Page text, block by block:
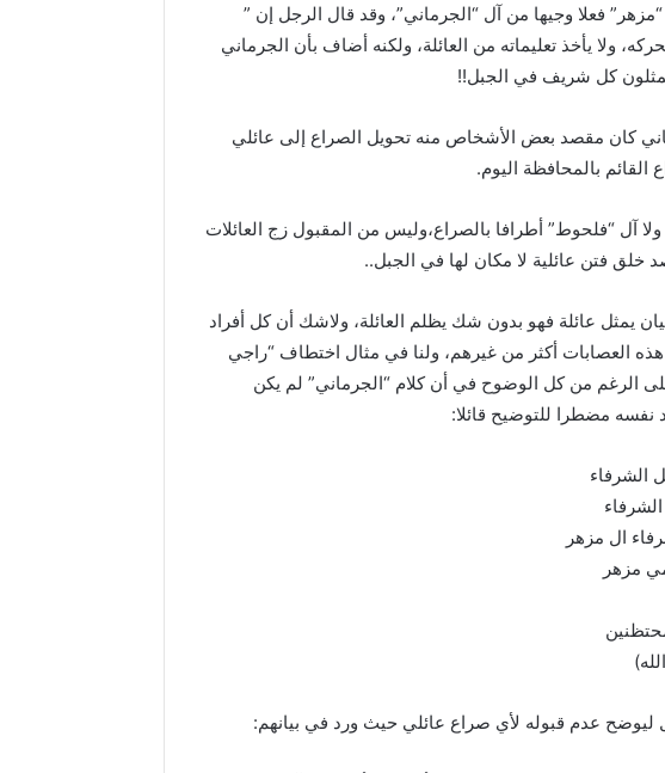
فعلا وجيها من آل “الجرماني”، وقد قال الرجل إن ”
ولا يأخذ تعليماته من العائلة، ولكنه أضاف بأن الجرماني
كل شريف في الجبل!!
كان مقصد بعض الأشخاص منه تحويل الصراع إلى عائلي
بالمحافظة اليوم.
ولا آل “فلحوط” أطرافا بالصراع،وليس من المقبول زج العائلات
خلق فتن عائلية لا مكان لها في الجبل..
يمثل عائلة فهو بدون شك يظلم العائلة، ولاشك أن كل أفراد
العصابات أكثر من غيرهم، ولنا في مثال اختطاف “راجي
الرغم من كل الوضوح في أن كلام “الجرماني” لم يكن
نفسه مضطرا للتوضيح قائلا:
الشرفاء
ال مزهر
مزهر
ليوضح عدم قبوله لأي صراع عائلي حيث ورد في بيانهم:
العتمة
في السويداء.
متوقعة وتنفيذ للخطة الزراعية
يتجاوز 111%